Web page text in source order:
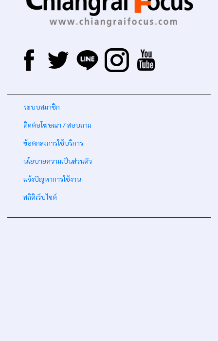
ระบบสมาชิก
ติดต่อโฆษณา / สอบถาม
ข้อตกลงการใช้บริการ
นโยบายความเป็นส่วนตัว
แจ้งปัญหาการใช้งาน
สถิติเว็บไซต์